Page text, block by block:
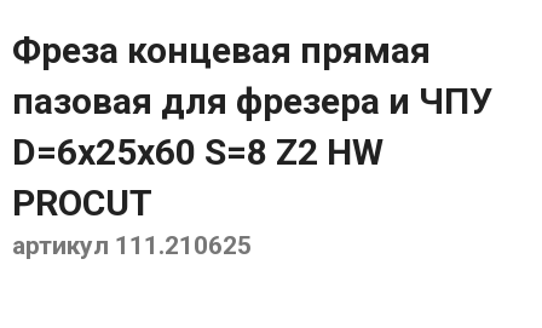
Фреза концевая прямая
пазовая для фрезера и ЧПУ
D=6x25x60 S=8 Z2 HW
PROCUT
артикул 111.210625